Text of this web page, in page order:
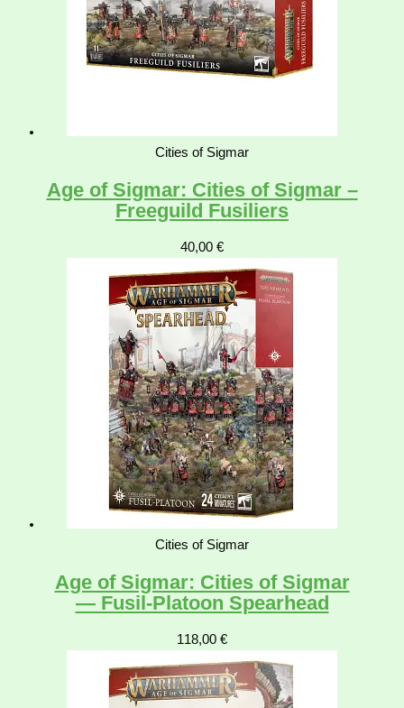
Cities of Sigmar
Age of Sigmar: Cities of Sigmar –
Freeguild Fusiliers
40,00 €
Cities of Sigmar
Age of Sigmar: Cities of Sigmar
— Fusil-Platoon Spearhead
118,00 €